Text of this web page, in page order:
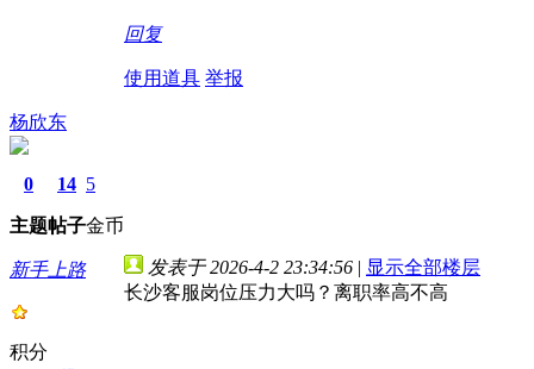
回复
使用道具 举报
杨欣东
0
主题
14
帖子
5
金币
新手上路
积分
发表于 2026-4-2 23:34:56 | 显示全部楼层
长沙客服岗位压力大吗？离职率高不高